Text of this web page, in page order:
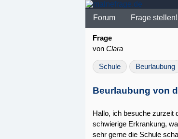
Forum Frage stellen!
Frage
von Clara
Schule Beurlaubung
Beurlaubung von
Hallo, ich besuche zurzeit
schwierige Erkrankung,
sehr gerne die Schule